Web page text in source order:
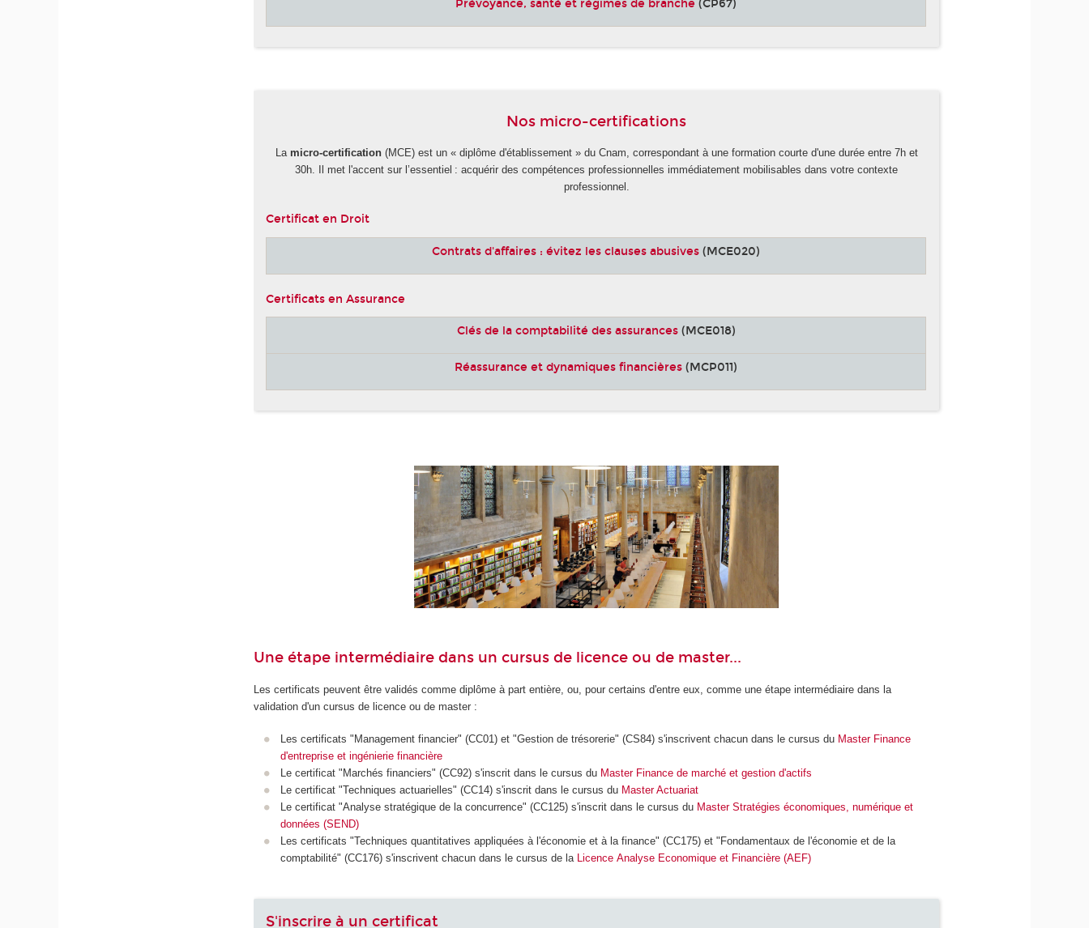
Prévoyance, santé et régimes de branche (CP67)
Nos micro-certifications
La micro-certification(MCE) est un « diplôme d'établissement » du Cnam, correspondant à une formation courte d'une durée entre 7h et
30h. Il met l'accent sur l’essentiel : acquérir des compétences professionnelles immédiatement mobilisables dans votre contexte
professionnel.
Certificat en Droit
Contrats d'affaires : évitez les clauses abusives (MCE020)
Certificats en Assurance
Clés de la comptabilité des assurances(MCE018)
Réassurance et dynamiques financières (MCP011)
Une étape intermédiaire dans un cursus de licence ou de master...
Les certificats peuvent être validés comme diplôme à part entière, ou, pour certains d'entre eux, comme une étape intermédiaire dans la
validation d'un cursus de licence ou de master :
Les certificats "Management financier" (CC01) et "Gestion de trésorerie" (CS84) s'inscrivent chacun dans le cursus du Master Finance
d'entreprise et ingénierie financière
Le certificat "Marchés financiers" (CC92) s'inscrit dans le cursus du Master Finance de marché et gestion d'actifs
Le certificat "Techniques actuarielles" (CC14) s'inscrit dans le cursus du Master Actuariat
Le certificat "Analyse stratégique de la concurrence" (CC125) s'inscrit dans le cursus du Master Stratégies économiques, numérique et
données (SEND)
Les certificats "Techniques quantitatives appliquées à l'économie et à la finance" (CC175) et "Fondamentaux de l'économie et de la
comptabilité" (CC176) s'inscrivent chacun dans le cursus de la Licence Analyse Economique et Financière (AEF)
S'inscrire à un certificat